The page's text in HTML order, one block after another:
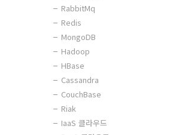
RabbitMq
Redis
MongoDB
Hadoop
HBase
Cassandra
CouchBase
Riak
IaaS 클라우드